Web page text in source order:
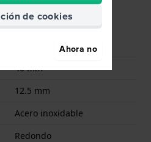
40 mm
12.5 mm
Acero inoxidable
Redondo
de cookies
Ahora no